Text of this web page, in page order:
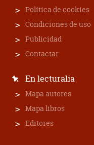
Política de cookies
Condiciones de uso
Publicidad
Contactar
En lecturalia
Mapa autores
Mapa libros
Editores